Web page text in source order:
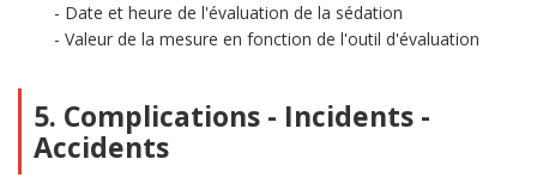
Date et heure de l'évaluation de la sédation
Valeur de la mesure en fonction de l'outil d'évaluation
5. Complications - Incidents -
Accidents